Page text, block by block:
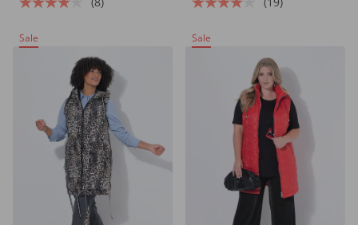
Sale Sale